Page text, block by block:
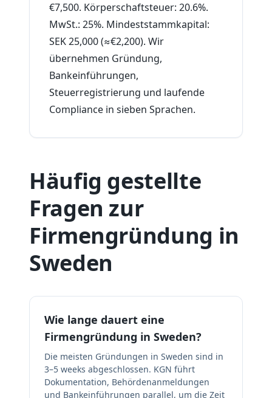
€7,500. Körperschaftsteuer: 20.6%.
MwSt.: 25%. Mindeststammkapital:
SEK 25,000 (≈€2,200). Wir
übernehmen Gründung,
Bankeinführungen,
Steuerregistrierung und laufende
Compliance in sieben Sprachen.
Häufig gestellte
Fragen zur
Firmengründung in
Sweden
Wie lange dauert eine
Firmengründung in Sweden?
Die meisten Gründungen in Sweden sind in
3–5 weeks abgeschlossen. KGN führt
Dokumentation, Behördenanmeldungen
und Bankeinführungen parallel, um die Zeit